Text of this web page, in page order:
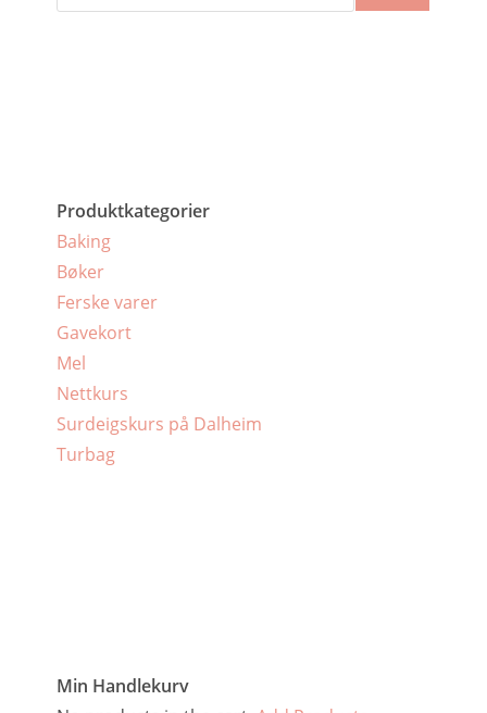
Produktkategorier
Baking
Bøker
Ferske varer
Gavekort
Mel
Nettkurs
Surdeigskurs på Dalheim
Turbag
Min Handlekurv